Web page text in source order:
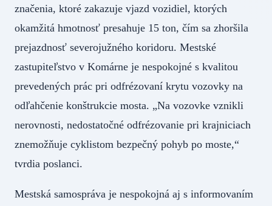
značenia, ktoré zakazuje vjazd vozidiel, ktorých
okamžitá hmotnosť presahuje 15 ton, čím sa zhoršila
prejazdnosť severojužného koridoru. Mestské
zastupiteľstvo v Komárne je nespokojné s kvalitou
prevedených prác pri odfrézovaní krytu vozovky na
odľahčenie konštrukcie mosta. „Na vozovke vznikli
nerovnosti, nedostatočné odfrézovanie pri krajniciach
znemožňuje cyklistom bezpečný pohyb po moste,“
tvrdia poslanci.
Mestská samospráva je nespokojná aj s informovaním